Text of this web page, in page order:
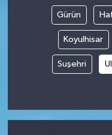
Gürün
Koyulhisar
Suşehri